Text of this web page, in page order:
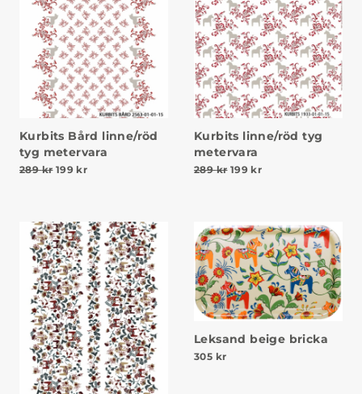
Kurbits Bård linne/röd
tyg metervara
289kr Det ursprungliga priset var: 289 kr.
199 krDet nuvarande priset är: 199 kr.
Kurbits linne/röd tyg
metervara
289kr Det ursprungliga priset
199 krDet nuvarande
Leksand beige bricka
305 kr